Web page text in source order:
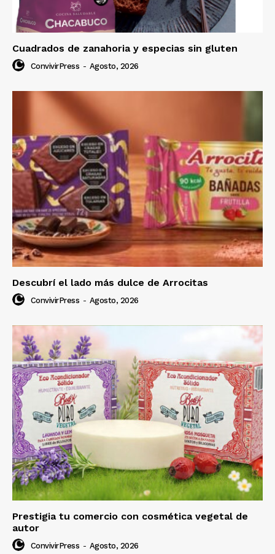
Cuadrados de zanahoria y especias sin gluten
ConvivirPress - Agosto, 2026
Descubrí el lado más dulce de Arrocitas
ConvivirPress - Agosto, 2026
Prestigia tu comercio con cosmética vegetal de
autor
ConvivirPress - Agosto, 2026